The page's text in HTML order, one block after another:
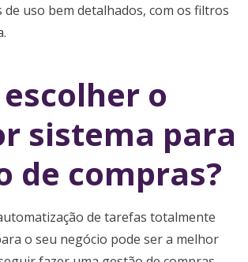
uso bem detalhados, com os filtros
o
sistema para
de compras?
de tarefas totalmente
o seu negócio pode ser a melhor